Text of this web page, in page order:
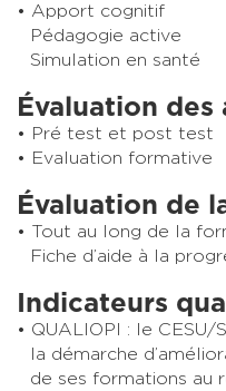
Apport cognitif
Pédagogie active
Simulation en santé
Évaluation des
Pré test et post test
Evaluation formative
Évaluation de
Tout au long de la
Fiche d’aide à la
Indicateurs
QUALIOPI : le CESU/
la démarche
de ses formations au